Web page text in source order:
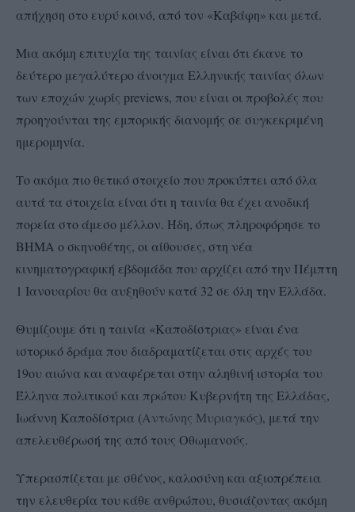
απήχηση στο ευρύ κοινό, από τον «Καβάφη» και μετά.
Μια ακόμη επιτυχία της ταινίας είναι ότι έκανε το
δεύτερο μεγαλύτερο άνοιγμα Ελληνικής ταινίας όλων
των εποχών χωρίς previews, που είναι οι προβολές που
προηγούνται της εμπορικής διανομής σε συγκεκριμένη
ημερομηνία.
Το ακόμα πιο θετικό στοιχείο που προκύπτει από όλα
αυτά τα στοιχεία είναι ότι η ταινία θα έχει ανοδική
πορεία στο άμεσο μέλλον. Ήδη, όπως πληροφόρησε το
ΒΗΜΑ ο σκηνοθέτης, οι αίθουσες, στη νέα
κινηματογραφική εβδομάδα που αρχίζει από την Πέμπτη
1 Ιανουαρίου θα αυξηθούν κατά 32 σε όλη την Ελλάδα.
Θυμίζουμε ότι η ταινία «Καποδίστριας» είναι ένα
ιστορικό δράμα που διαδραματίζεται στις αρχές του
19ου αιώνα και αναφέρεται στην αληθινή ιστορία του
Έλληνα πολιτικού και πρώτου Κυβερνήτη της Ελλάδας,
Ιωάννη Καποδίστρια (Αντώνης Μυριαγκός), μετά την
απελευθέρωσή της από τους Οθωμανούς.
Υπερασπίζεται με σθένος, καλοσύνη και αξιοπρέπεια
την ελευθερία του κάθε ανθρώπου, θυσιάζοντας ακόμη